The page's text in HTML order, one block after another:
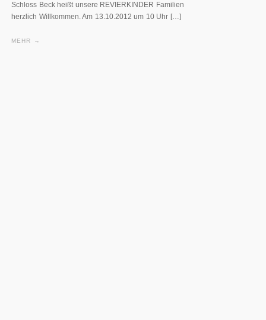
Schloss Beck heißt unsere REVIERKINDER Familien
herzlich Willkommen. Am 13.10.2012 um 10 Uhr […]
MEHR →